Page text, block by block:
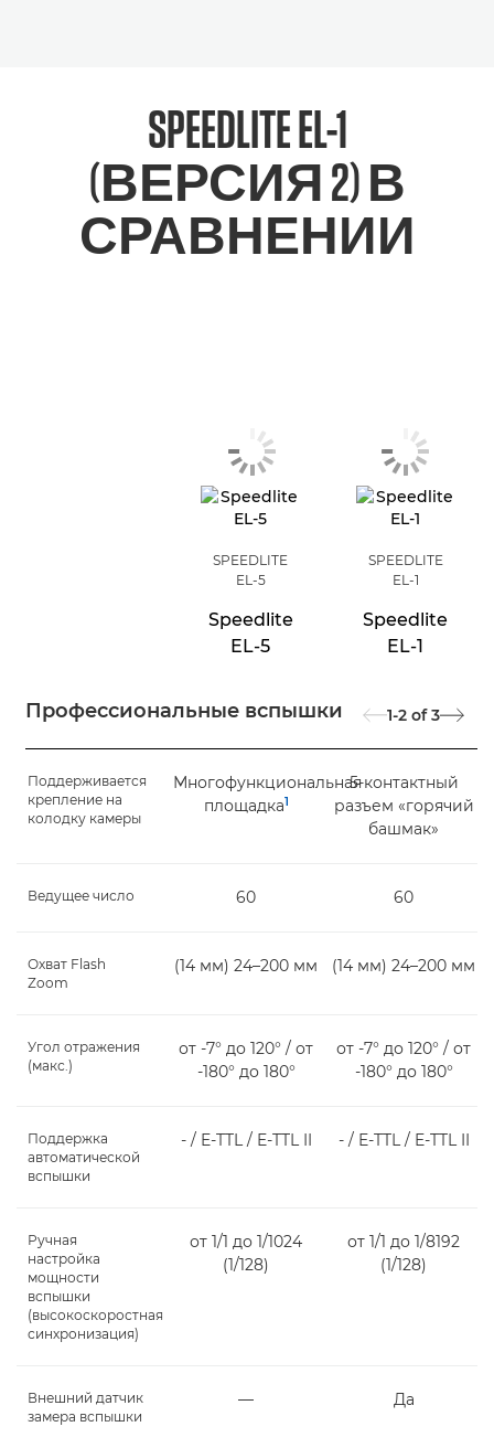
SPEEDLITE EL-1
(ВЕРСИЯ 2) В
СРАВНЕНИИ
Профессиональные вспышки
SPEEDLITE
EL-5
Speedlite
EL-5
SPEEDLITE
EL-1
Speedlite
EL-1
1-2 of 3
Поддерживается
крепление на
колодку камеры
Многофункциональная
площадка1
5-контактный
разъем «горячий
башмак»
Ведущее число 60 60
Охват Flash
Zoom
(14 мм) 24–200 мм (14 мм) 24–200 мм
Угол отражения
(макс.)
от -7° до 120° / от
-180° до 180°
от -7° до 120° / от
-180° до 180°
Поддержка
автоматической
вспышки
- / E-TTL / E-TTL II - / E-TTL / E-TTL II
Ручная
настройка
мощности
вспышки
(высокоскоростная
синхронизация)
от 1/1 до 1/1024
(1/128)
от 1/1 до 1/8192
(1/128)
Внешний датчик
замера вспышки
― Да